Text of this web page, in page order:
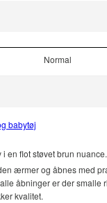
Normal
en flot støvet brun nuance.
ærmer og åbnes med
åbninger er der smalle
kvalitet.